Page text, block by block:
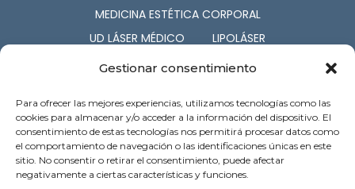
Gestionar consentimiento
Para ofrecer las mejores experiencias, utilizamos tecnologías como las
cookies para almacenar y/o acceder a la información del dispositivo. El
consentimiento de estas tecnologías nos permitirá procesar datos como
el comportamiento de navegación o las identificaciones únicas en este
sitio. No consentir o retirar el consentimiento, puede afectar
negativamente a ciertas características y funciones.
MEDICINA ESTÉTICA CORPORAL
UD LÁSER MÉDICO
LIPOLÁSER
CIRUGÍA ESTÉTICA
COSMETOLOGÍA
SERV. ASOCIADOS
c/ Barón de Pinopar 12-1º. Palma de
Mallorca